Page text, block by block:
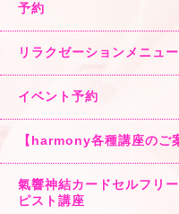
予約
リラクゼーションメニュ
イベント予約
【harmony各種講座のご
氣響神結カードセルフリ
ピスト講座